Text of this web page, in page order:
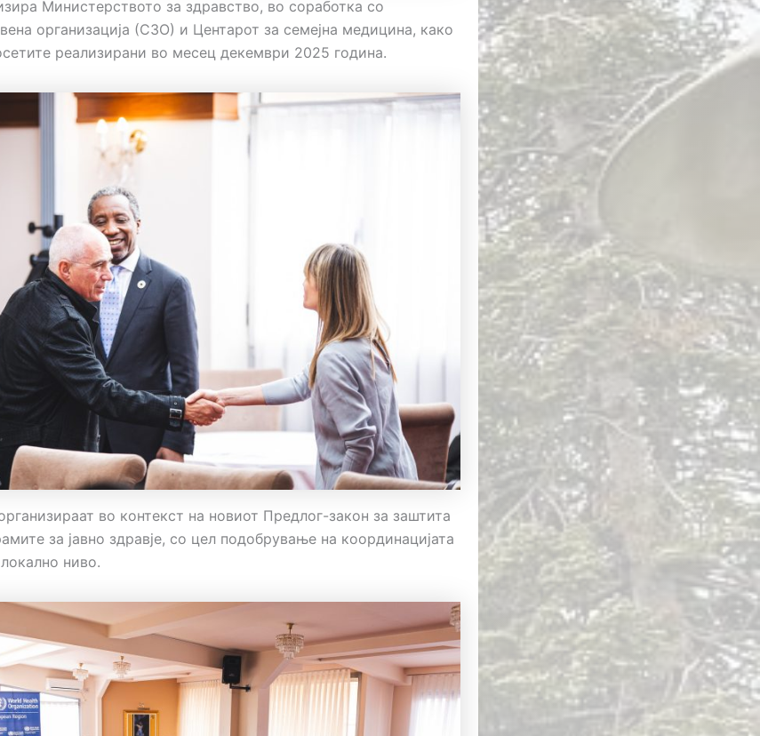
Министерството за здравство, во соработка со
организација (СЗО) и Центарот за семејна медицина, како
реализирани во месец декември 2025 година.
во контекст на новиот Предлог-закон за заштита
за јавно здравје, со цел подобрување на координацијата
ниво.